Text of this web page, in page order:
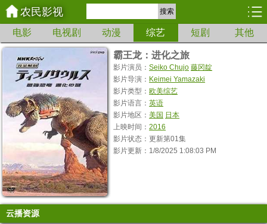
农民影视 搜索
电影 电视剧 动漫 综艺 短剧 其他
霸王龙：进化之旅
影片演员：Seiko Chujo 藤冈靛
影片导演： Keimei Yamazaki
影片类型： 欧美综艺
影片语言：英语
影片地区：美国 日本
上映时间：2016
影片状态：更新第01集
影片更新：1/8/2025 1:08:03 PM
云播资源